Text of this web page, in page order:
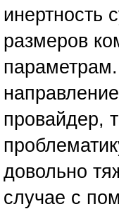
инертность
размеров
провайдер,
довольно
случае с